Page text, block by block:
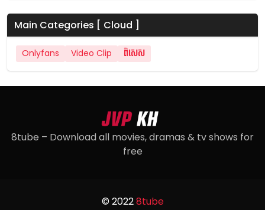
Main Categories [ Cloud ]
Onlyfans Video Clip ពិសេស
8tube – Download all movies, dramas & tv shows for
free
© 20228tube